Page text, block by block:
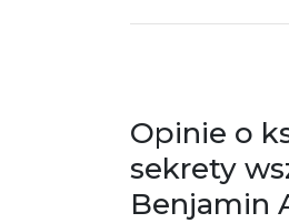
Opinie o
sekrety
Benjamin